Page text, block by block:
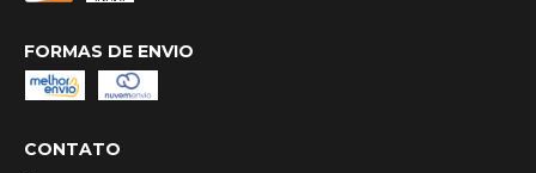
FORMAS DE ENVIO
CONTATO